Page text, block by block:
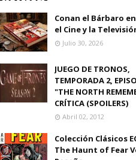
Conan el Bárbaro
el Cine y la
Julio 30, 2026
JUEGO DE TRONOS,
TEMPORADA 2,
"THE NORTH
CRÍTICA (SPOILERS)
Abril 02, 2012
Colección Clásicos
The Haunt of Fear